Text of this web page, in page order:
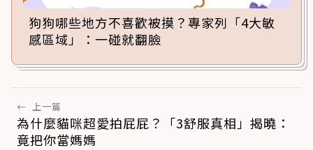
狗狗哪些地方不喜歡被摸？專家列「4大敏
感區域」：一碰就翻臉
← 上一篇
為什麼貓咪超愛拍屁屁？「3舒服真相」揭曉：
竟把你當媽媽